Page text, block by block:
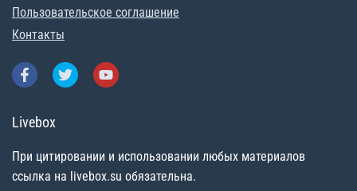
Пользовательское соглашение
Контакты
Livebox
При цитировании и использовании любых материалов
ссылка на livebox.su обязательна.